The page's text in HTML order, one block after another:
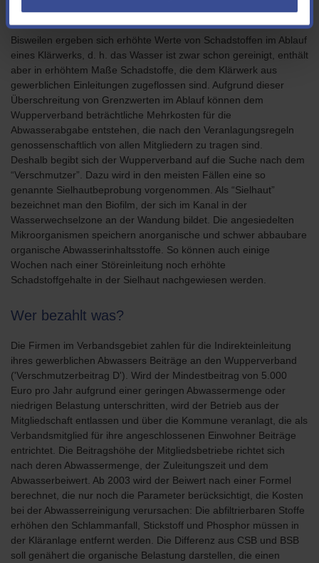
einen “Verschmutzer”?
Bisweilen ergeben sich erhöhte Werte von Schadstoffen im Ablauf
eines Klärwerks, d. h. das Wasser ist zwar schon gereinigt, enthält
aber in erhöhtem Maße Schadstoffe, die dem Klärwerk aus
gewerblichen Einleitungen zugeflossen sind. Aufgrund dieser
Überschreitung von Grenzwerten im Ablauf können dem
Wupperverband beträchtliche Mehrkosten für die
Abwasserabgabe entstehen, die nach den Veranlagungsregeln
genossenschaftlich von allen Mitgliedern zu tragen sind.
Deshalb begibt sich der Wupperverband auf die Suche nach dem
“Verschmutzer”. Dazu wird in den meisten Fällen eine so
genannte Sielhautbeprobung vorgenommen. Als “Sielhaut”
bezeichnet man den Biofilm, der sich im Kanal in der
Wasserwechselzone an der Wandung bildet. Die angesiedelten
Mikroorganismen speichern anorganische und schwer abbaubare
organische Abwasserinhaltsstoffe. So können auch einige
Wochen nach einer Störeinleitung noch erhöhte
Schadstoffgehalte in der Sielhaut nachgewiesen werden.
Wer bezahlt was?
Die Firmen im Verbandsgebiet zahlen für die Indirekteinleitung
ihres gewerblichen Abwassers Beiträge an den Wupperverband
('Verschmutzerbeitrag D'). Wird der Mindestbeitrag von 5.000
Euro pro Jahr aufgrund einer geringen Abwassermenge oder
niedrigen Belastung unterschritten, wird der Betrieb aus der
Mitgliedschaft entlassen und über die Kommune veranlagt, die als
Verbandsmitglied für ihre angeschlossenen Einwohner Beiträge
entrichtet. Die Beitragshöhe der Mitgliedsbetriebe richtet sich
nach deren Abwassermenge, der Zuleitungszeit und dem
Abwasserbeiwert. Ab 2003 wird der Beiwert nach einer Formel
berechnet, die nur noch die Parameter berücksichtigt, die Kosten
bei der Abwasserreinigung verursachen: Die abfiltrierbaren Stoffe
erhöhen den Schlammanfall, Stickstoff und Phosphor müssen in
der Kläranlage entfernt werden. Die Differenz aus CSB und BSB
soll genähert die organische Belastung darstellen, die einen